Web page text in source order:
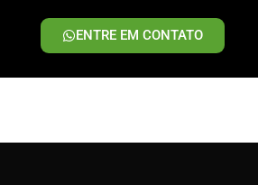
ENTRE EM CONTATO